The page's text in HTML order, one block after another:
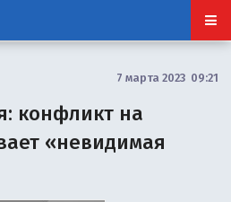
7 марта 2023 09:21
конфликт на
«невидимая